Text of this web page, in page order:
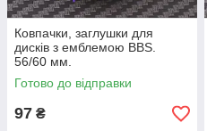
Ковпачки, заглушки для
дисків з емблемою BBS.
56/60 мм.
Готово до відправки
97 ₴